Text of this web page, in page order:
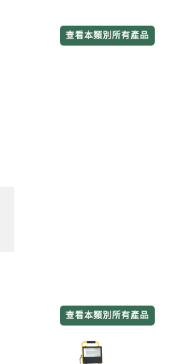
查看本類別所有產品
查看本類別所有產品